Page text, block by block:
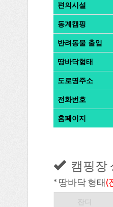
편의시설
동계캠핑
반려동물 출입
땅바닥형태
도로명주소
전화번호
홈페이지
캠핑장
* 땅바닥 형태(